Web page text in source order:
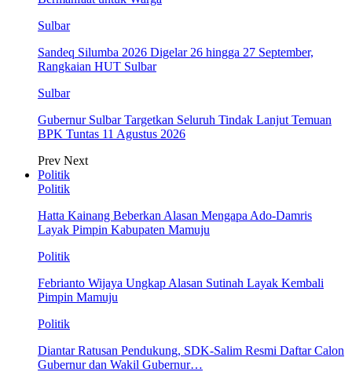
Sulbar
Sandeq Silumba 2026 Digelar 26 hingga 27 September,
Rangkaian HUT Sulbar
Sulbar
Gubernur Sulbar Targetkan Seluruh Tindak Lanjut Temuan
BPK Tuntas 11 Agustus 2026
Prev Next
Politik
Politik
Hatta Kainang Beberkan Alasan Mengapa Ado-Damris
Layak Pimpin Kabupaten Mamuju
Politik
Febrianto Wijaya Ungkap Alasan Sutinah Layak Kembali
Pimpin Mamuju
Politik
Diantar Ratusan Pendukung, SDK-Salim Resmi Daftar Calon
Gubernur dan Wakil Gubernur…